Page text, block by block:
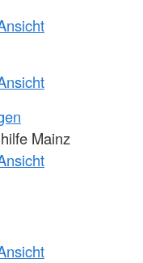
Mainz